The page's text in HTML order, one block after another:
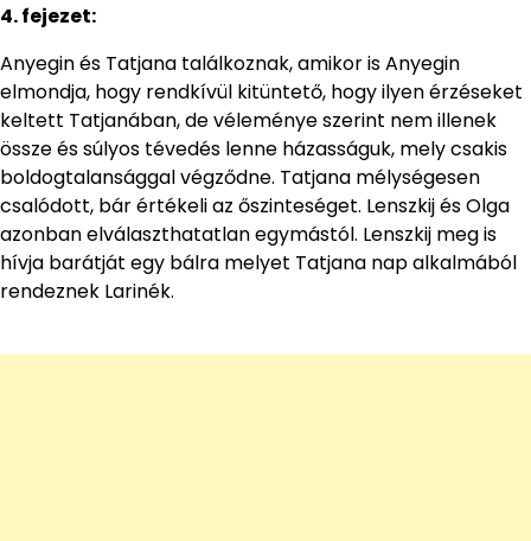
4. fejezet:
Anyegin és Tatjana találkoznak, amikor is Anyegin
elmondja, hogy rendkívül kitüntető, hogy ilyen érzéseket
keltett Tatjanában, de véleménye szerint nem illenek
össze és súlyos tévedés lenne házasságuk, mely csakis
boldogtalansággal végződne. Tatjana mélységesen
csalódott, bár értékeli az őszinteséget. Lenszkij és Olga
azonban elválaszthatatlan egymástól. Lenszkij meg is
hívja barátját egy bálra melyet Tatjana nap alkalmából
rendeznek Larinék.